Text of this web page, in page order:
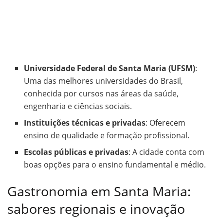
Universidade Federal de Santa Maria (UFSM):
Uma das melhores universidades do Brasil,
conhecida por cursos nas áreas da saúde,
engenharia e ciências sociais.
Instituições técnicas e privadas: Oferecem
ensino de qualidade e formação profissional.
Escolas públicas e privadas: A cidade conta com
boas opções para o ensino fundamental e médio.
Gastronomia em Santa Maria:
sabores regionais e inovação